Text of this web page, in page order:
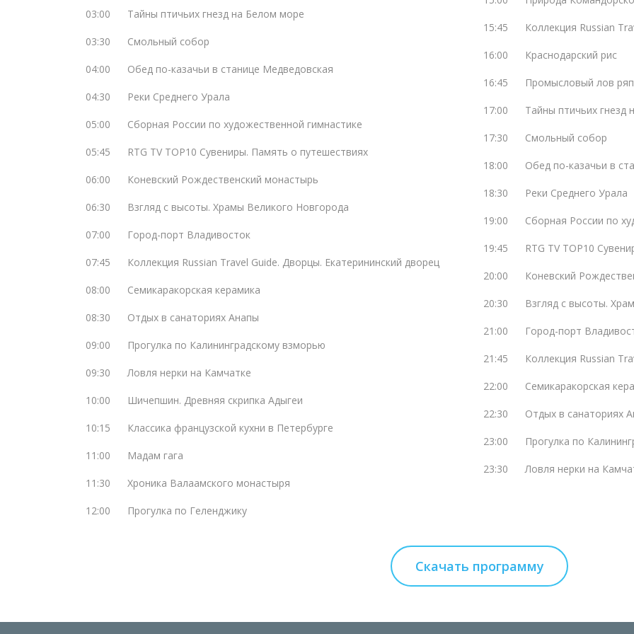
03:00 Тайны птичьих гнезд на Белом море
03:30 Смольный собор
04:00 Обед по-казачьи в станице Медведовская
04:30 Реки Среднего Урала
05:00 Сборная России по художественной гимнастике
05:45 RTG TV TOP10 Сувениры. Память о путешествиях
06:00 Коневский Рождественский монастырь
06:30 Взгляд с высоты. Храмы Великого Новгорода
07:00 Город-порт Владивосток
07:45 Коллекция Russian Travel Guide. Дворцы. Екатерининский дворец
08:00 Семикаракорская керамика
08:30 Отдых в санаториях Анапы
09:00 Прогулка по Калининградскому взморью
09:30 Ловля нерки на Камчатке
10:00 Шичепшин. Древняя скрипка Адыгеи
10:15 Классика французской кухни в Петербурге
11:00 Мадам гага
11:30 Хроника Валаамского монастыря
12:00 Прогулка по Геленджику
15:45 Коллекция Russian
16:00 Краснодарский рис
16:45 Промысловый лов
17:00 Тайны птичьих гнезд
17:30 Смольный собор
18:00 Обед по-казачьи в
18:30 Реки Среднего Урала
19:00 Сборная России по
19:45 RTG TV TOP10
20:00 Коневский
20:30 Взгляд с высоты.
21:00 Город-порт
21:45 Коллекция Russian
22:00 Семикаракорская
22:30 Отдых в санаториях
23:00 Прогулка по
23:30 Ловля нерки на
Скачать программу